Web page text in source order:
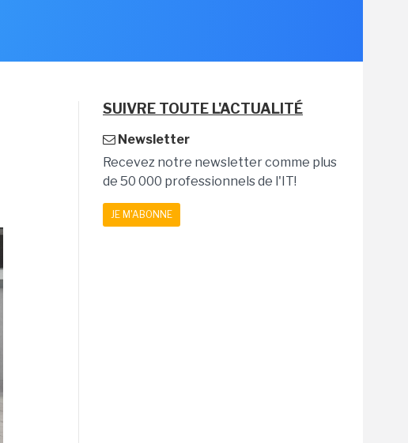
SUIVRE TOUTE L'ACTUALITÉ
Newsletter
Recevez notre newsletter comme plus
de 50 000 professionnels de l'IT!
JE M'ABONNE